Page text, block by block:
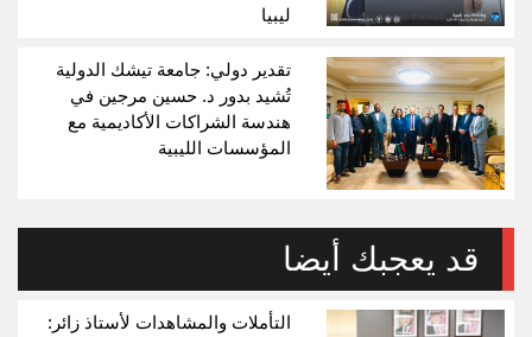
ليبيا
تقدير دولي: جامعة تيشك الدولية
تُشيد بدور د. حسين مرجين في
هندسة الشراكات الأكاديمية مع
المؤسسات الليبية
قد يعجبك أيضا
التأملات والمشاهدات لأستاذ زائر: